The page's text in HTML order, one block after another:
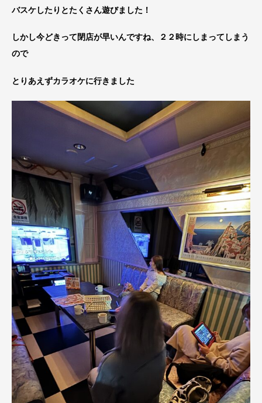
バスケしたりとたくさん遊びました！
しかし今どきって閉店が早いんですね、２２時にしまってしまう
ので
とりあえずカラオケに行きました